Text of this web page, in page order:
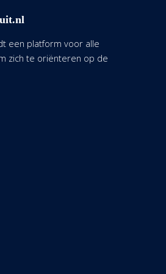
een platform voor alle
zich te oriënteren op de